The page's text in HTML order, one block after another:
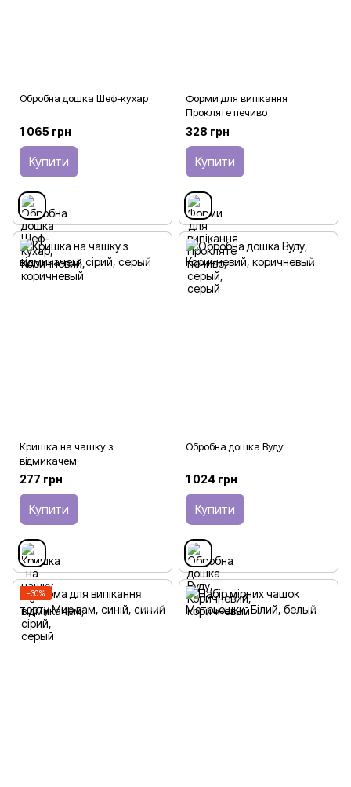
Обробна дошка Шеф-кухар
1 065 грн
Купити
Форми для випікання
Прокляте печиво
328 грн
Купити
Кришка на чашку з
відмикачем
277 грн
Купити
Обробна дошка Вуду
1 024 грн
Купити
−30%